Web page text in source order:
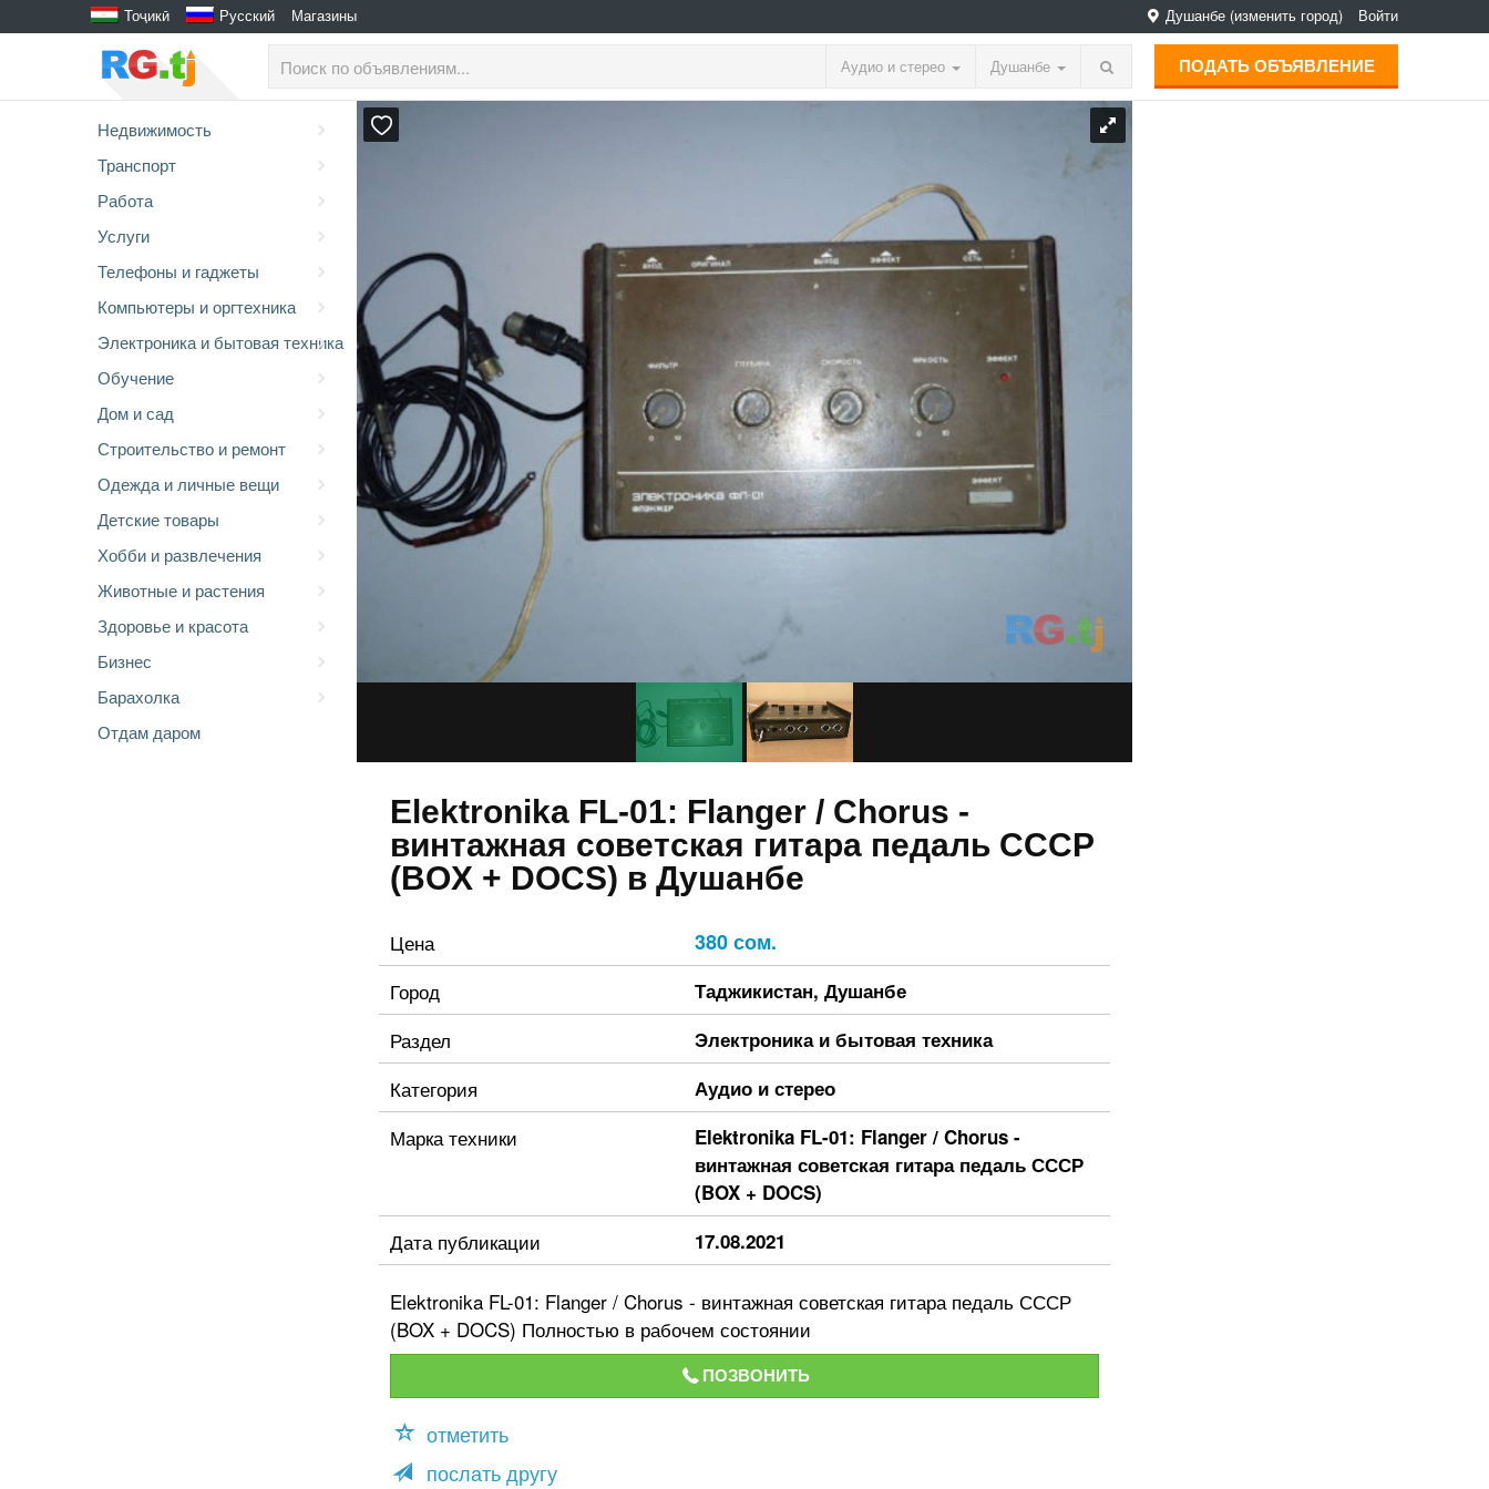
Тоҷикӣ Русский Магазины Душанбе (изменить город) Войти
Аудио и стерео Душанбе ПОДАТЬ ОБЪЯВЛЕНИЕ
Недвижимость
Транспорт
Работа
Услуги
Телефоны и гаджеты
Компьютеры и оргтехника
Электроника и бытовая техника
Обучение
Дом и сад
Строительство и ремонт
Одежда и личные вещи
Детские товары
Хобби и развлечения
Животные и растения
Здоровье и красота
Бизнес
Барахолка
Отдам даром
Elektronika FL-01: Flanger / Chorus -
винтажная советская гитара педаль СССР
(BOX + DOCS) в Душанбе
Цена 380 сом.
Город Таджикистан, Душанбе
Раздел Электроника и бытовая техника
Категория Аудио и стерео
Марка техники
Elektronika FL-01: Flanger / Chorus -
винтажная советская гитара педаль СССР
(BOX + DOCS)
Дата публикации 17.08.2021
Elektronika FL-01: Flanger / Chorus - винтажная советская гитара педаль СССР
(BOX + DOCS) Полностью в рабочем состоянии
ПОЗВОНИТЬ
отметить
послать другу